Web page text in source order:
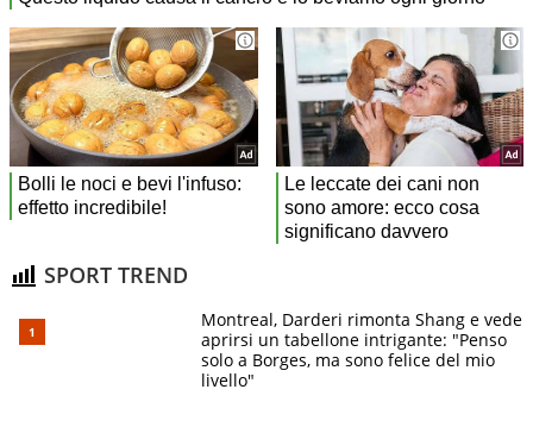
SPORT TREND
Montreal, Darderi rimonta Shang e vede
aprirsi un tabellone intrigante: "Penso
solo a Borges, ma sono felice del mio
livello"